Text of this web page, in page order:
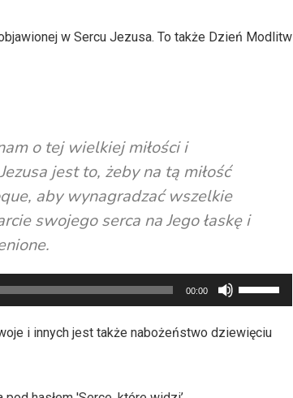
w Sercu Jezusa. To także Dzień Modlitw
o tej wielkiej miłości i
jest to, żeby na tą miłość
aby wynagradzać wszelkie
swojego serca na Jego łaskę i
00:00
Używaj
strzałek
do
i innych jest także nabożeństwo dziewięciu